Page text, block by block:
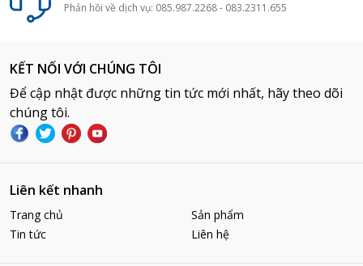
Phản hồi về dịch vụ: 085.987.2268 - 083.2311.655
KẾT NỐI VỚI CHÚNG TÔI
Để cập nhật được những tin tức mới nhất, hãy theo dõi
chúng tôi.
Liên kết nhanh
Trang chủ
Sản phẩm
Tin tức
Liên hệ